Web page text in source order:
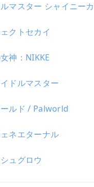
マスター シャイニー
クトセカイ
神：NIKKE
ドルマスター
ルド / Palworld
ネエターナル
ュグロウ